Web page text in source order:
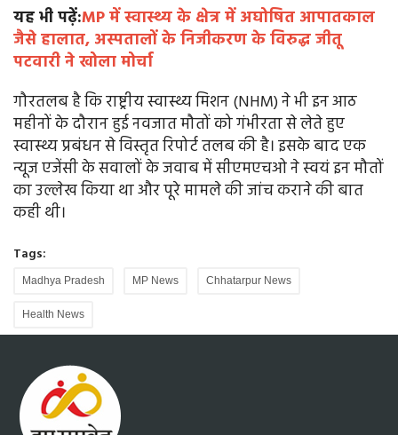
यह भी पढ़ें:MP में स्वास्थ्य के क्षेत्र में अघोषित आपातकाल
जैसे हालात, अस्पतालों के निजीकरण के विरुद्ध जीतू
पटवारी ने खोला मोर्चा
गौरतलब है कि राष्ट्रीय स्वास्थ्य मिशन (NHM) ने भी इन आठ
महीनों के दौरान हुई नवजात मौतों को गंभीरता से लेते हुए
स्वास्थ्य प्रबंधन से विस्तृत रिपोर्ट तलब की है। इसके बाद एक
न्यूज एजेंसी के सवालों के जवाब में सीएमएचओ ने स्वयं इन मौतों
का उल्लेख किया था और पूरे मामले की जांच कराने की बात
कही थी।
Tags:
Madhya Pradesh MP News Chhatarpur News
Health News